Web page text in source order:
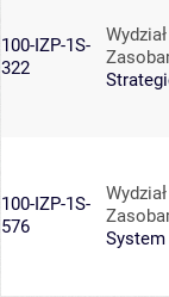
100-IZP-1S-
322
100-IZP-1S-
576